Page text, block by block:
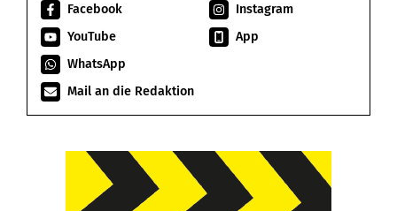
Facebook
Instagram
YouTube
App
WhatsApp
Mail an die Redaktion